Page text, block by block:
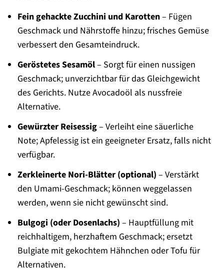
Fein gehackte Zucchini und Karotten– Fügen
Geschmack und Nährstoffe hinzu; frisches Gemüse
verbessert den Gesamteindruck.
Geröstetes Sesamöl– Sorgt für einen nussigen
Geschmack; unverzichtbar für das Gleichgewicht
des Gerichts. Nutze Avocadoöl als nussfreie
Alternative.
Gewürzter Reisessig– Verleiht eine säuerliche
Note; Apfelessig ist ein geeigneter Ersatz, falls nicht
verfügbar.
Zerkleinerte Nori-Blätter (optional) – Verstärkt
den Umami-Geschmack; können weggelassen
werden, wenn sie nicht gewünscht sind.
Bulgogi (oder Dosenlachs) – Hauptfüllung mit
reichhaltigem, herzhaftem Geschmack; ersetzt
Bulgiate mit gekochtem Hähnchen oder Tofu für
Alternativen.